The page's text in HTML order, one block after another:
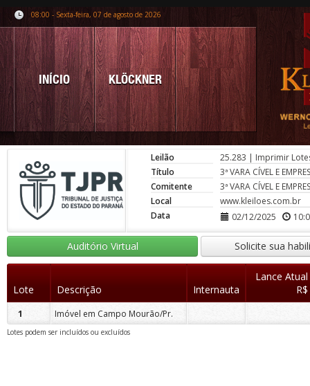
08:00 - Sexta-feira, 07 de agosto de 2026
INÍCIO KLÖCKNER
Leilão 25.283 | Imprimir
Título
3ª VARA CÍVEL E
Comitente
3ª VARA CÍVEL E
Local
www.kleiloes.com.br
Data
02/12/2025
Auditório Virtual Solicite sua
Lote Descrição Internauta
Lance Atual
R$
1 Imóvel em Campo Mourão/Pr.
Lotes podem ser incluídos ou excluídos